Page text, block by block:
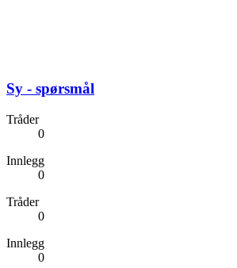
Sy - spørsmål
Tråder
0
Innlegg
0
Tråder
0
Innlegg
0